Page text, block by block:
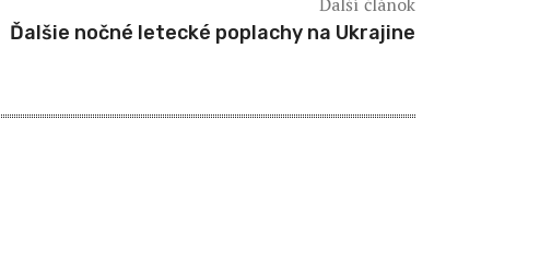
Ďalšie nočné letecké poplachy na Ukrajine